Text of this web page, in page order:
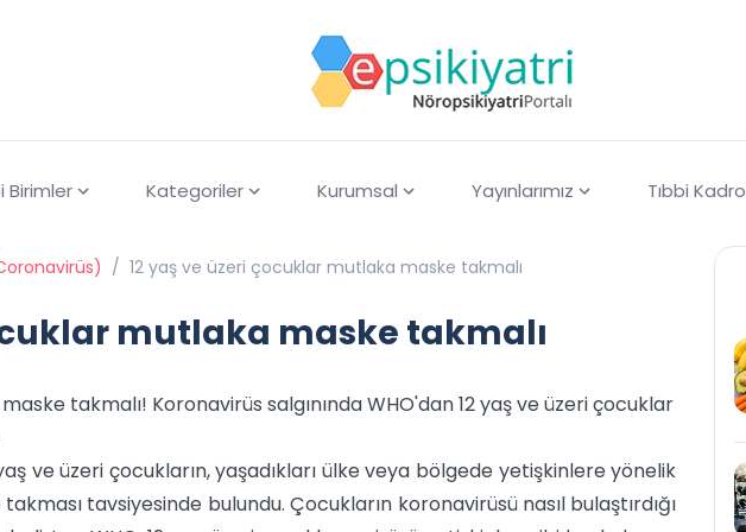
Birimler Kategoriler Kurumsal Yayınlarımız Tıbbi Kadro
/ 12 yaş ve üzeri çocuklar mutlaka maske takmalı
mutlaka maske takmalı
takmalı! Koronavirüs salgınında WHO'dan 12 yaş ve üzeri çocuklar
ve üzeri çocukların, yaşadıkları ülke veya bölgede yetişkinlere yönelik
tavsiyesinde bulundu. Çocukların koronavirüsü nasıl bulaştırdığı